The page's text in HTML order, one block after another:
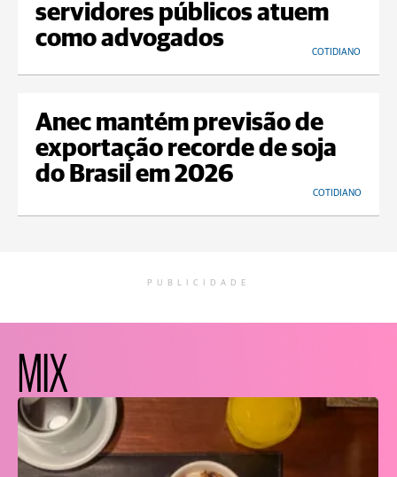
servidores públicos atuem
como advogados
COTIDIANO
Anec mantém previsão de
exportação recorde de soja
do Brasil em 2026
COTIDIANO
PUBLICIDADE
MIX